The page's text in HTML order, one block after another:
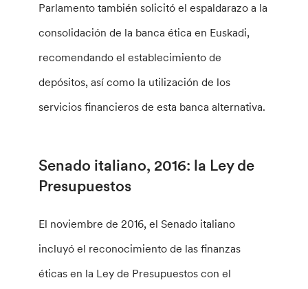
Parlamento también solicitó el espaldarazo a la
consolidación de la banca ética en Euskadi,
recomendando el establecimiento de
depósitos, así como la utilización de los
servicios financieros de esta banca alternativa.
Senado italiano, 2016: la Ley de
Presupuestos
El noviembre de 2016, el Senado italiano
incluyó el reconocimiento de las finanzas
éticas en la Ley de Presupuestos con el